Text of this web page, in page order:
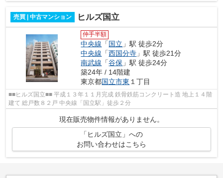
売買 | 中古マンション ヒルズ国立
仲手半額
中央線 「国立 」駅 徒歩2分
中央線 「西国分寺 」駅 徒歩21分
南武線 「谷保 」駅 徒歩24分
築24年 / 14階建
東京都国立市東 １丁目
■■ヒルズ国立■■ 平成１３年１１月完成 鉄骨鉄筋コンクリート造 地上１４階
建て 総戸数８２戸 中央線「国立駅」徒歩２分
現在販売物件情報がありません。
「ヒルズ国立」への
お問い合わせはこちら